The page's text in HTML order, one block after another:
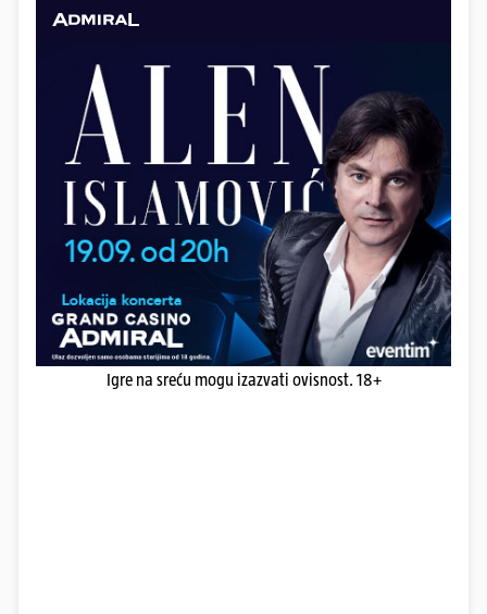
Igre na sreću mogu izazvati ovisnost. 18+